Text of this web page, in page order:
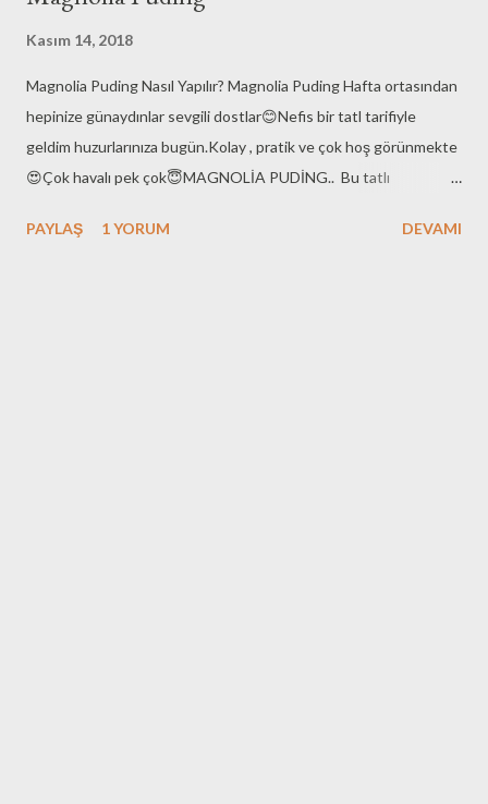
Kasım 14, 2018
Magnolia Puding Nasıl Yapılır? Magnolia Puding Hafta ortasından
hepinize günaydınlar sevgili dostlar😊Nefis bir tatl tarifiyle
geldim huzurlarınıza bugün.Kolay , pratik ve çok hoş görünmekte
😍Çok havalı pek çok😇MAGNOLİA PUDİNG.. Bu tatlı
beğenmiş pastanede!!.Aaa bizim Magnolia değilmiymiş😀Eve
PAYLAŞ 1 YORUM DEVAMI